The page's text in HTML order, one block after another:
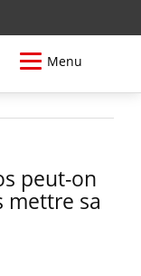
Menu
peut-on
mettre sa